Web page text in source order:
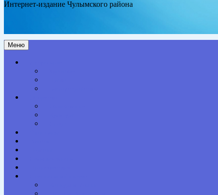
Интернет-издание Чулымского района
Меню